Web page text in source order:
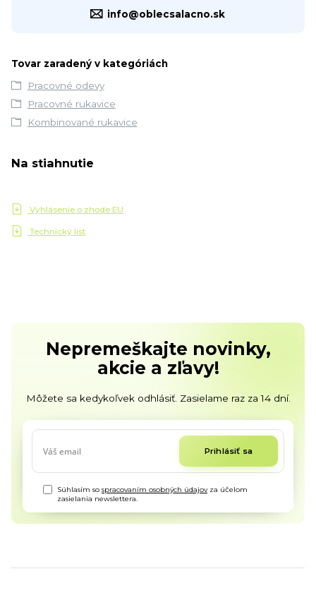
info@oblecsalacno.sk
Tovar zaradený v kategóriách
Pracovné odevy
Pracovné rukavice
Kombinované rukavice
Na stiahnutie
Vyhlásenie o zhode EU
Technický list
Nepremeškajte novinky,
akcie a zľavy!
Môžete sa kedykoľvek odhlásiť. Zasielame raz za 14 dní.
Prihlásiť sa
Súhlasím sospracovaním osobných údajovza účelom
zasielania newslettera.